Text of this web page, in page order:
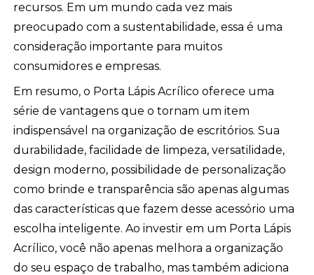
recursos. Em um mundo cada vez mais
preocupado com a sustentabilidade, essa é uma
consideração importante para muitos
consumidores e empresas.
Em resumo, o Porta Lápis Acrílico oferece uma
série de vantagens que o tornam um item
indispensável na organização de escritórios. Sua
durabilidade, facilidade de limpeza, versatilidade,
design moderno, possibilidade de personalização
como brinde e transparência são apenas algumas
das características que fazem desse acessório uma
escolha inteligente. Ao investir em um Porta Lápis
Acrílico, você não apenas melhora a organização
do seu espaço de trabalho, mas também adiciona